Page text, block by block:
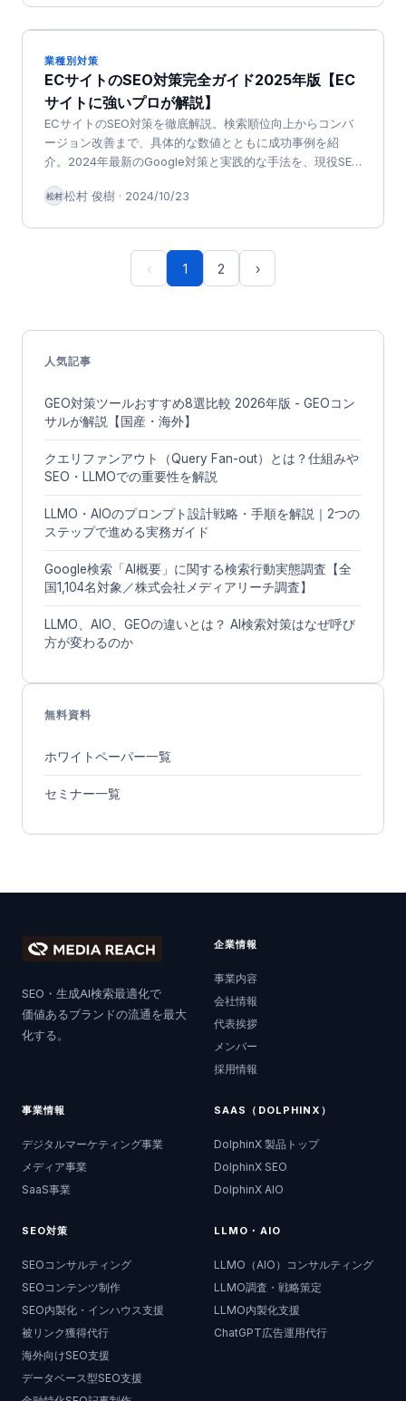
業種別対策
ECサイトのSEO対策完全ガイド2025年版【EC
サイトに強いプロが解説】
ECサイトのSEO対策を徹底解説。検索順位向上からコンバ
ージョン改善まで、具体的な数値とともに成功事例を紹
介。2024年最新のGoogle対策と実践的な手法を、現役SEO
を網羅
松村松村 俊樹 · 2024/10/23
‹ 1 2 ›
人気記事
GEO対策ツールおすすめ8選比較 2026年版 - GEOコン
サルが解説【国産・海外】
クエリファンアウト（Query Fan-out）とは？仕組みや
SEO・LLMOでの重要性を解説
LLMO・AIOのプロンプト設計戦略・手順を解説｜2つの
ステップで進める実務ガイド
Google検索「AI概要」に関する検索行動実態調査【全
国1,104名対象／株式会社メディアリーチ調査】
LLMO、AIO、GEOの違いとは？ AI検索対策はなぜ呼び
方が変わるのか
無料資料
ホワイトペーパー一覧
セミナー一覧
SEO・生成AI検索最適化で
価値あるブランドの流通を最大
化する。
企業情報
事業内容
会社情報
代表挨拶
メンバー
採用情報
事業情報
デジタルマーケティング事業
メディア事業
SaaS事業
SAAS（DOLPHINX）
DolphinX 製品トップ
DolphinX SEO
DolphinX AIO
SEO対策
SEOコンサルティング
SEOコンテンツ制作
SEO内製化・インハウス支援
被リンク獲得代行
海外向けSEO支援
データベース型SEO支援
LLMO・AIO
LLMO（AIO）コンサルティング
LLMO調査・戦略策定
LLMO内製化支援
ChatGPT広告運用代行